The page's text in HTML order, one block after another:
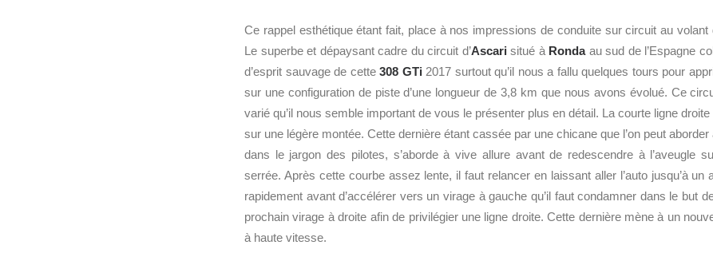
Ce rappel esthétique étant fait, place à nos impressions de conduite sur circuit au volant
Le superbe et dépaysant cadre du circuit d’Ascari situé à Rondaau sud de l’Espagne
d’esprit sauvage de cette 308 GTi 2017 surtout qu’il nous a fallu quelques tours pour
sur une configuration de piste d’une longueur de 3,8 km que nous avons évolué. Ce
varié qu’il nous semble important de vous le présenter plus en détail. La courte ligne
sur une légère montée. Cette dernière étant cassée par une chicane que l’on peut
dans le jargon des pilotes, s’aborde à vive allure avant de redescendre à l’aveugle
serrée. Après cette courbe assez lente, il faut relancer en laissant aller l’auto jusqu’à un
rapidement avant d’accélérer vers un virage à gauche qu’il faut condamner dans le but
prochain virage à droite afin de privilégier une ligne droite. Cette dernière mène à un
à haute vitesse.